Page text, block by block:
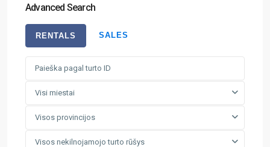
Advanced Search
RENTALS SALES
Visi miestai
Visos provincijos
Visos nekilnojamojo turto rūšys